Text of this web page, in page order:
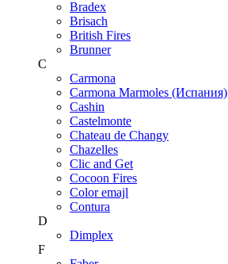
Bradex
Brisach
British Fires
Brunner
C
Carmona
Carmona Marmoles (Испания)
Cashin
Castelmonte
Chateau de Changy
Chazelles
Clic and Get
Cocoon Fires
Color emajl
Contura
D
Dimplex
F